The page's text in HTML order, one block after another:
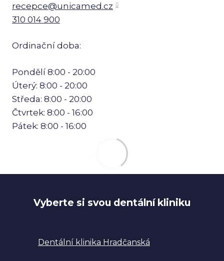
recepce@unicamed.cz
310 014 900
Ordinační doba:
Pondělí 8:00 - 20:00
Úterý: 8:00 - 20:00
Středa: 8:00 - 20:00
Čtvrtek: 8:00 - 16:00
Pátek: 8:00 - 16:00
Vyberte si svou dentální kliniku
Dentální klinika Hradčanská